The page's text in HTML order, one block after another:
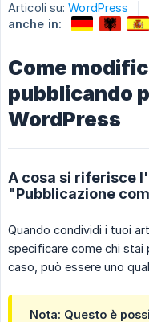
Articoli su: WordPress
anche in:
Come
pubblicando
WordPress
A cosa si riferisce
"Pubblicazione
Quando condividi i tuoi
specificare come chi stai
caso, può essere uno
Nota: Questo è